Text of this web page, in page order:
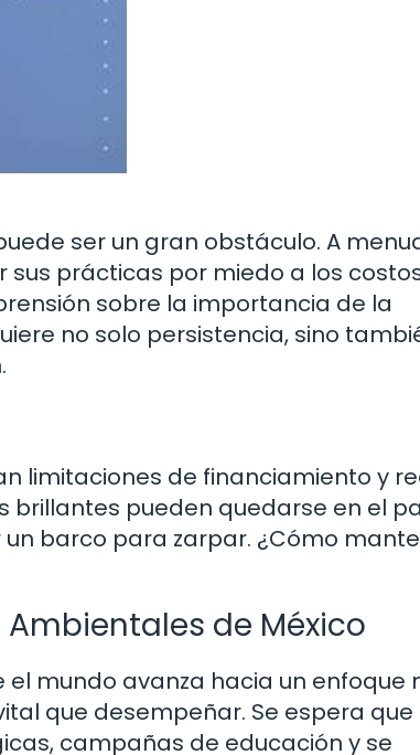
ser un gran obstáculo. A
prácticas por miedo a los
sobre la importancia de la
no solo persistencia, sino
limitaciones de financiamiento y
brillantes pueden quedarse en el
barco para zarpar. ¿Cómo
de México
mundo avanza hacia un enfoque
que desempeñar. Se espera que
campañas de educación y se